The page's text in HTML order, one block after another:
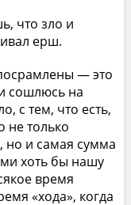
что зло и
ерш.
— это
сошлюсь на
с тем, что есть,
не только
но и самая сумма
хоть бы нашу
время
«хода», когда